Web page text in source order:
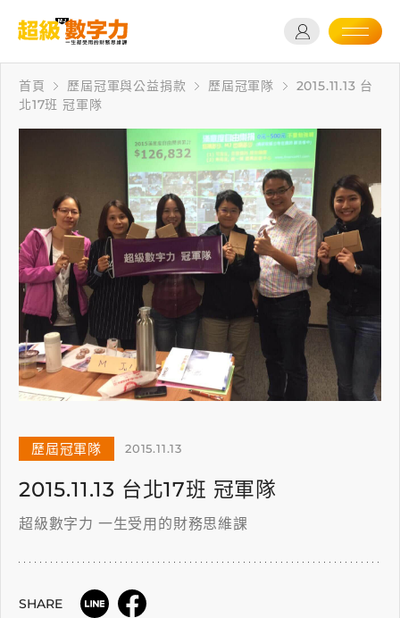
首頁 歷屆冠軍與公益捐款 歷屆冠軍隊
2015.11.13 台
北17班 冠軍隊
歷屆冠軍隊 2015.11.13
2015.11.13 台北17班 冠軍隊
超級數字力 一生受用的財務思維課
SHARE